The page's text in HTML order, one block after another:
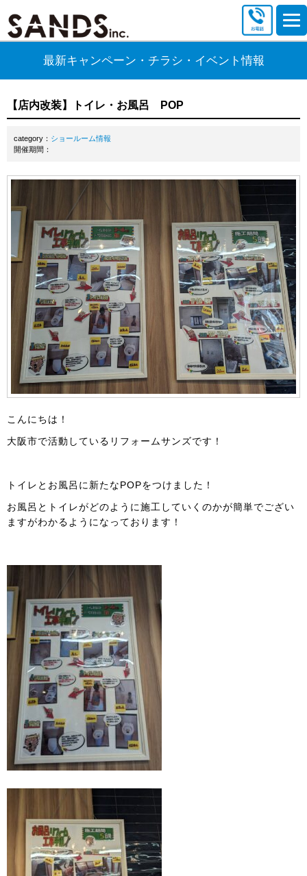
最新キャンペーン・チラシ・イベント情報
【店内改装】トイレ・お風呂 POP
category： ショールーム情報
開催期間：
こんにちは！
大阪市で活動しているリフォームサンズです！
トイレとお風呂に新たなPOPをつけました！
お風呂とトイレがどのように施工していくのかが簡単でござい
ますがわかるようになっております！